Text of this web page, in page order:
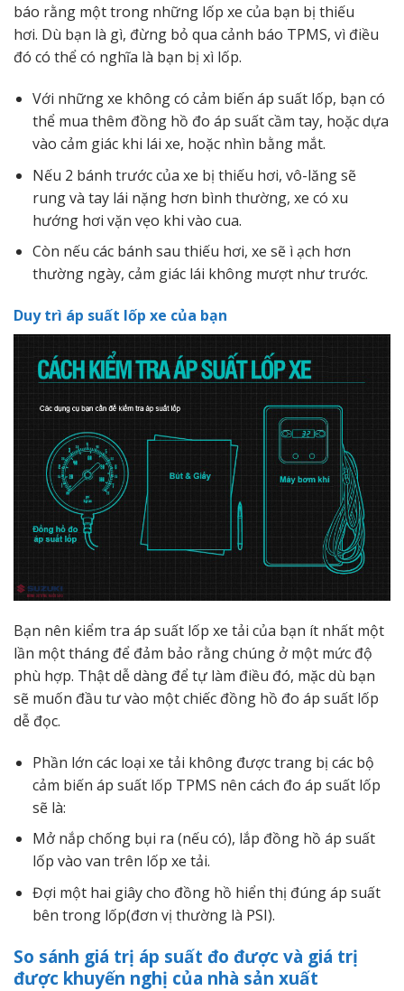
báo rằng một trong những lốp xe của bạn bị thiếu
hơi. Dù bạn là gì, đừng bỏ qua cảnh báo TPMS, vì điều
đó có thể có nghĩa là bạn bị xì lốp.
Với những xe không có cảm biến áp suất lốp, bạn có
thể mua thêm đồng hồ đo áp suất cầm tay, hoặc dựa
vào cảm giác khi lái xe, hoặc nhìn bằng mắt.
Nếu 2 bánh trước của xe bị thiếu hơi, vô-lăng sẽ
rung và tay lái nặng hơn bình thường, xe có xu
hướng hơi vặn vẹo khi vào cua.
Còn nếu các bánh sau thiếu hơi, xe sẽ ì ạch hơn
thường ngày, cảm giác lái không mượt như trước.
Duy trì áp suất lốp xe của bạn
Bạn nên kiểm tra áp suất lốp xe tải của bạn ít nhất một
lần một tháng để đảm bảo rằng chúng ở một mức độ
phù hợp. Thật dễ dàng để tự làm điều đó, mặc dù bạn
sẽ muốn đầu tư vào một chiếc đồng hồ đo áp suất lốp
dễ đọc.
Phần lớn các loại xe tải không được trang bị các bộ
cảm biến áp suất lốp TPMS nên cách đo áp suất lốp
sẽ là:
Mở nắp chống bụi ra (nếu có), lắp đồng hồ áp suất
lốp vào van trên lốp xe tải.
Đợi một hai giây cho đồng hồ hiển thị đúng áp suất
bên trong lốp(đơn vị thường là PSI).
So sánh giá trị áp suất đo được và giá trị
được khuyến nghị của nhà sản xuất